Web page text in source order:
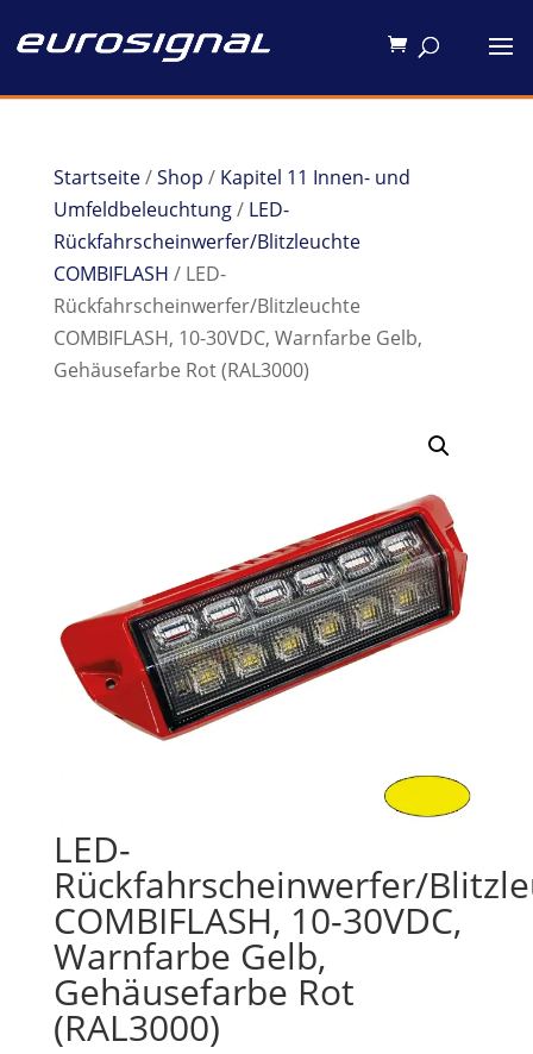
Startseite/Shop / Kapitel 11 Innen- und
Umfeldbeleuchtung/ LED-
Rückfahrscheinwerfer/Blitzleuchte
COMBIFLASH / LED-
Rückfahrscheinwerfer/Blitzleuchte
COMBIFLASH, 10-30VDC, Warnfarbe Gelb,
Gehäusefarbe Rot (RAL3000)
LED-
Rückfahrscheinwerfer/
COMBIFLASH, 10-30VDC,
Warnfarbe Gelb,
Gehäusefarbe Rot
(RAL3000)